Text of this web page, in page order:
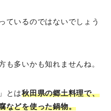
ているのではないでしょう
も多いかも知れませんね。
とは秋田県の郷土料理で、
などを使った鍋物。